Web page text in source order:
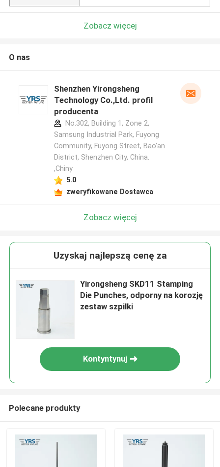
Zobacz więcej
O nas
Shenzhen Yirongsheng
Technology Co.,Ltd. profil
producenta
No.302, Building 1, Zone 2,
Samsung Industrial Park, Fuyong
Community, Fuyong Street, Bao'an
District, Shenzhen City, China.
,Chiny
5.0
zweryfikowane Dostawca
Zobacz więcej
Uzyskaj najlepszą cenę za
Yirongsheng SKD11 Stamping
Die Punches, odporny na korozję
zestaw szpilki
Kontyntynuj
Polecane produkty